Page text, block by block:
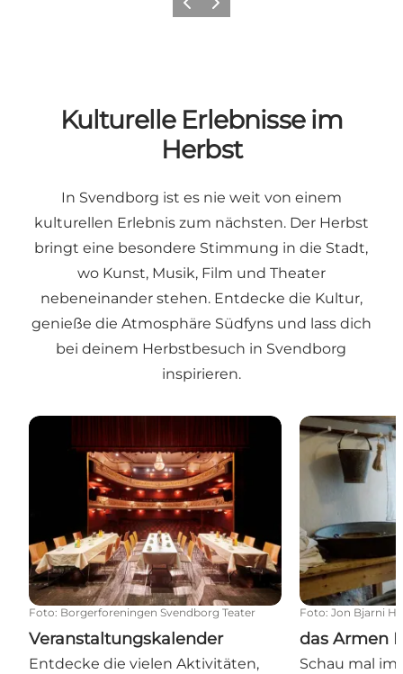
Vorherige Folie
Nächste Folie
Kulturelle Erlebnisse im
Herbst
In Svendborg ist es nie weit von einem
kulturellen Erlebnis zum nächsten. Der Herbst
bringt eine besondere Stimmung in die Stadt,
wo Kunst, Musik, Film und Theater
nebeneinander stehen. Entdecke die Kultur,
genieße die Atmosphäre Südfyns und lass dich
bei deinem Herbstbesuch in Svendborg
inspirieren.
Veranstaltungskalender
Foto: Borgerforeningen Svendborg Teater
Veranstaltungskalender
Entdecke die vielen Aktivitäten,
das Armen
Foto: Jon Bjarni
das Armen
Schau mal im